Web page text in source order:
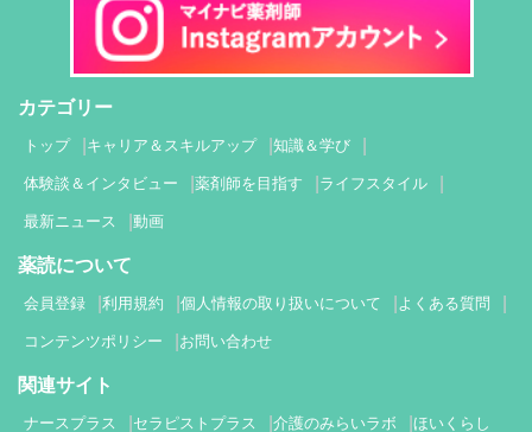
カテゴリー
トップ キャリア＆スキルアップ 知識＆学び
体験談＆インタビュー 薬剤師を目指す ライフスタイル
最新ニュース 動画
薬読について
会員登録 利用規約 個人情報の取り扱いについて よくある質問
コンテンツポリシー お問い合わせ
関連サイト
ナースプラス セラピストプラス 介護のみらいラボ ほいくらし